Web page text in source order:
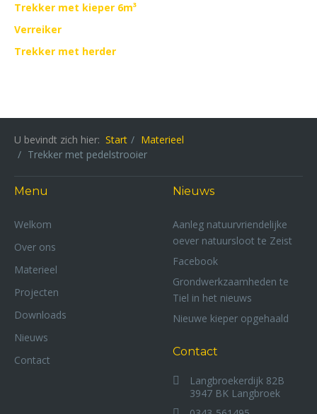
Trekker met kieper 6m³
Verreiker
Trekker met herder
U bevindt zich hier: Start
Materieel
Trekker met pedelstrooier
Menu
Welkom
Over ons
Materieel
Projecten
Downloads
Nieuws
Contact
Nieuws
Aanleg natuurvriendelijke
oever natuursloot te Zeist
Facebook
Grondwerkzaamheden te
Tiel in het nieuws
Nieuwe kieper opgehaald
Contact
Langbroekerdijk 82B
3947 BK Langbroek